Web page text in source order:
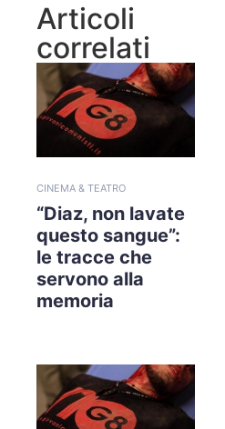
Articoli
correlati
CINEMA & TEATRO
“Diaz, non lavate
questo sangue”:
le tracce che
servono alla
memoria